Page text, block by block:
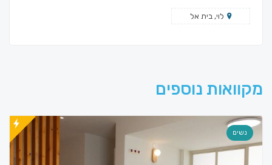
לוי, בית אל
מקוואות נוספים
נשים